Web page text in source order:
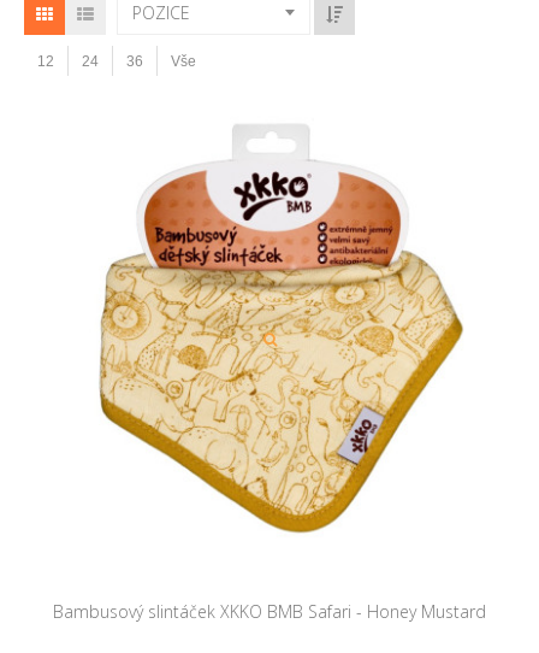
POZICE
12 24 36 Vše
Bambusový slintáček XKKO BMB Safari - Honey Mustard